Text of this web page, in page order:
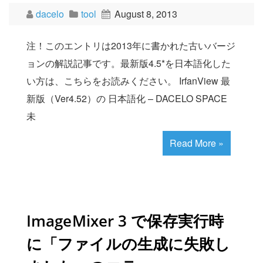
dacelo tool August 8, 2013
注！このエントリは2013年に書かれた古いバージ
ョンの解説記事です。最新版4.5*を日本語化した
い方は、こちらをお読みください。 IrfanView 最
新版（Ver4.52）の 日本語化 – DACELO SPACE
未
Read More »
ImageMixer 3 で保存実行時
に「ファイルの生成に失敗し